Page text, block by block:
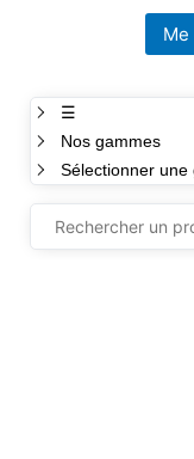
☰
Nos gammes
Sélectionner une